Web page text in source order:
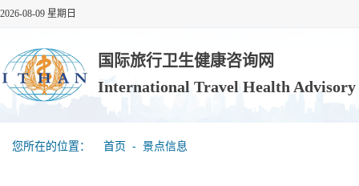
2026-08-09 星期日
国际旅行卫生健康咨询网
International Travel Health
您所在的位置： 首页 ‐ 景点信息